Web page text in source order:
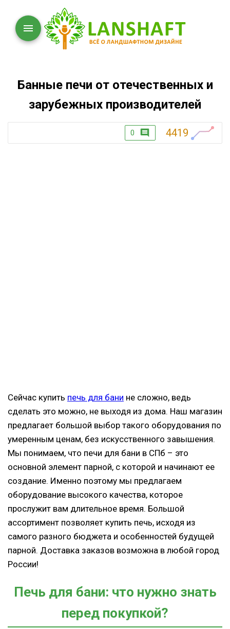
Банные печи от отечественных и
зарубежных производителей
0 4419
Сейчас купить печь для бани не сложно, ведь
сделать это можно, не выходя из дома. Наш магазин
предлагает большой выбор такого оборудования по
умеренным ценам, без искусственного завышения.
Мы понимаем, что печи для бани в СПб – это
основной элемент парной, с которой и начинают ее
создание. Именно поэтому мы предлагаем
оборудование высокого качества, которое
прослужит вам длительное время. Большой
ассортимент позволяет купить печь, исходя из
самого разного бюджета и особенностей будущей
парной. Доставка заказов возможна в любой город
России!
Печь для бани: что нужно знать
перед покупкой?